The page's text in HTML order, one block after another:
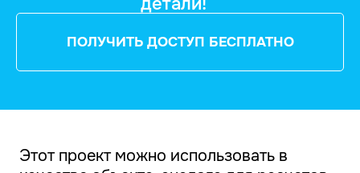
ПОЛУЧИТЬ ДОСТУП БЕСПЛАТНО
Этот проект можно использовать в